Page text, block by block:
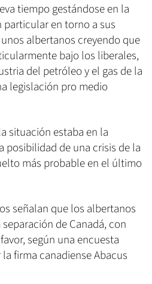
tiempo gestándose en la
en torno a sus
albertanos creyendo que
bajo los liberales,
del petróleo y el gas de la
legislación pro medio
situación estaba en la
posibilidad de una crisis de la
más probable en el último
señalan que los albertanos
de Canadá, con
según una encuesta
firma canadiense Abacus